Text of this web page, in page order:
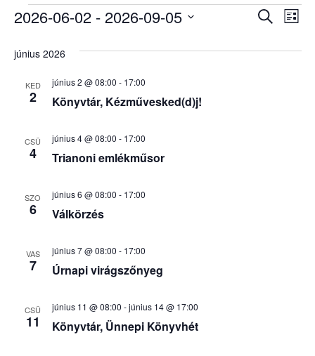
Keresett
Lista
2026-06-02 - 2026-09-05
június 2026
KED
2 Könyvtár, Kézművesked(d)j!
június 2 @ 08:00 - 17:00
CSÜ
4 Trianoni emlékműsor
június 4 @ 08:00 - 17:00
SZO
6 Válkörzés
június 6 @ 08:00 - 17:00
VAS
7 Úrnapi virágszőnyeg
június 7 @ 08:00 - 17:00
CSÜ
11 Könyvtár, Ünnepi Könyvhét
június 11 @ 08:00 -június 14 @ 17:00